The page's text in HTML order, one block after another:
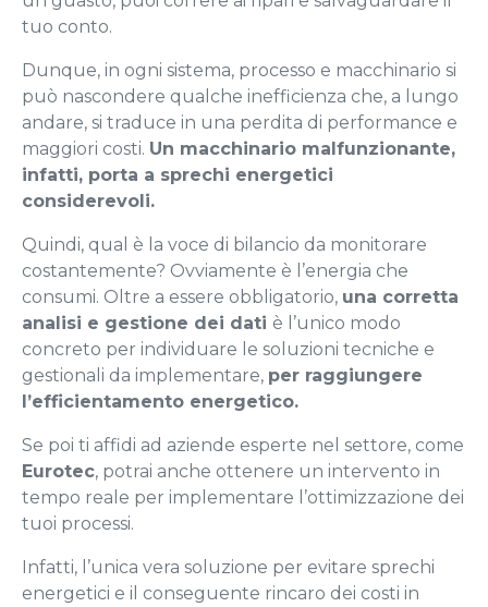
tuo conto.
Dunque, in ogni sistema, processo e macchinario si
può nascondere qualche inefficienza che, a lungo
andare, si traduce in una perdita di performance e
maggiori costi. Un macchinario malfunzionante,
infatti, porta a sprechi energetici
considerevoli.
Quindi, qual è la voce di bilancio da monitorare
costantemente? Ovviamente è l’energia che
consumi. Oltre a essere obbligatorio, una corretta
analisi e gestione dei dati è l’unico modo
concreto per individuare le soluzioni tecniche e
gestionali da implementare, per raggiungere
l’efficientamento energetico.
Se poi ti affidi ad aziende esperte nel settore, come
Eurotec, potrai anche ottenere un intervento in
tempo reale per implementare l’ottimizzazione dei
tuoi processi.
Infatti, l’unica vera soluzione per evitare sprechi
energetici e il conseguente rincaro dei costi in